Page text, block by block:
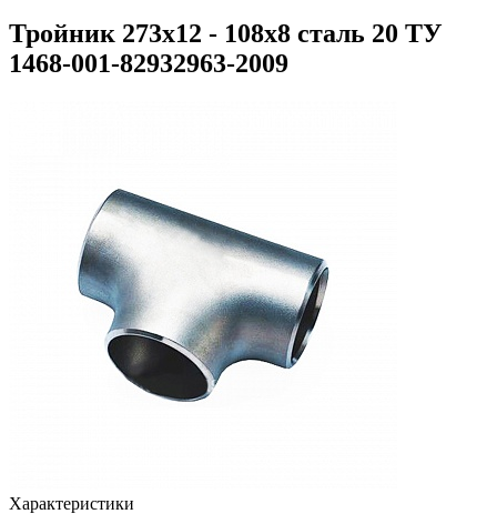
Тройник 273х12 - 108х8 сталь 20 ТУ
1468-001-82932963-2009
Характеристики